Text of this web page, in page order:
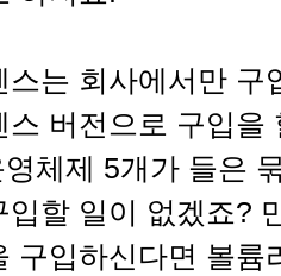
스는 회사에서만
스 버전으로 구입
체제 5개가 들은
입할 일이 없겠죠?
구입하신다면 볼